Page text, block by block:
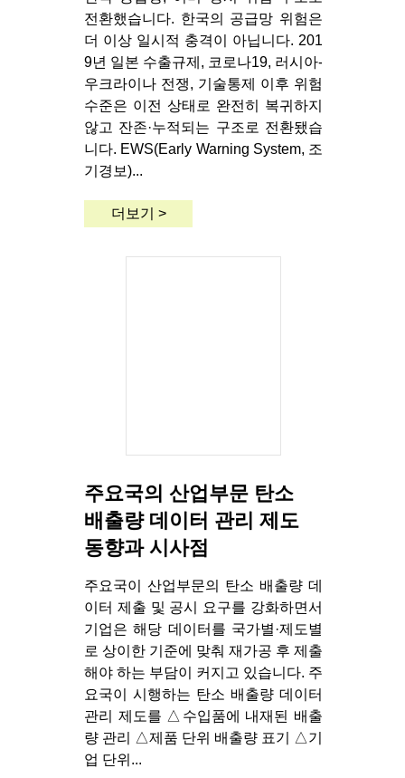
전환했습니다. 한국의 공급망 위험은
더 이상 일시적 충격이 아닙니다. 201
9년 일본 수출규제, 코로나19, 러시아-
우크라이나 전쟁, 기술통제 이후 위험
수준은 이전 상태로 완전히 복귀하지
않고 잔존·누적되는 구조로 전환됐습
니다. EWS(Early Warning System, 조
기경보)...
더보기 >
주요국의 산업부문 탄소
배출량 데이터 관리 제도
동향과 시사점
주요국이 산업부문의 탄소 배출량 데
이터 제출 및 공시 요구를 강화하면서
기업은 해당 데이터를 국가별·제도별
로 상이한 기준에 맞춰 재가공 후 제출
해야 하는 부담이 커지고 있습니다. 주
요국이 시행하는 탄소 배출량 데이터
관리 제도를 △수입품에 내재된 배출
량 관리 △제품 단위 배출량 표기 △기
업 단위...